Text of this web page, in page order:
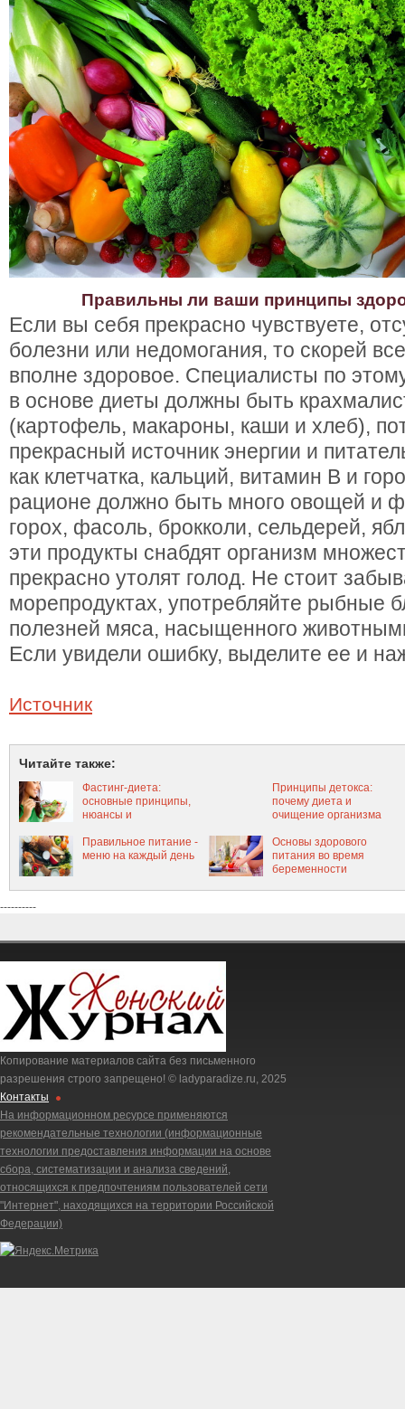
Правильны ли ваши принципы
Если вы себя прекрасно чувствуете,
болезни или недомогания, то скорей
вполне здоровое. Специалисты по
в основе диеты должны быть
(картофель, макароны, каши и хлеб),
прекрасный источник энергии и
как клетчатка, кальций, витамин B и
рационе должно быть много овощей и
горох, фасоль, брокколи, сельдерей,
эти продукты снабдят организм
прекрасно утолят голод. Не стоит
морепродуктах, употребляйте рыбные
полезней мяса, насыщенного
Если увидели ошибку, выделите ее и
Источник
Читайте также:
Фастинг-диета:
основные принципы,
нюансы и
Принципы детокса:
почему диета и
очищение организма
правилам
Правильное питание -
меню на каждый день
Основы здорового
питания во время
беременности
----------
Копирование материалов сайта без письменного
разрешения строго запрещено! © ladyparadize.ru, 2025
Контакты
На информационном ресурсе применяются
рекомендательные технологии (информационные
технологии предоставления информации на основе
сбора, систематизации и анализа сведений,
относящихся к предпочтениям пользователей сети
"Интернет", находящихся на территории Российской
Федерации)